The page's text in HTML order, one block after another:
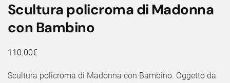
Scultura policroma di Madonna
con Bambino
110.00€
Scultura policroma di Madonna con Bambino. Oggetto da